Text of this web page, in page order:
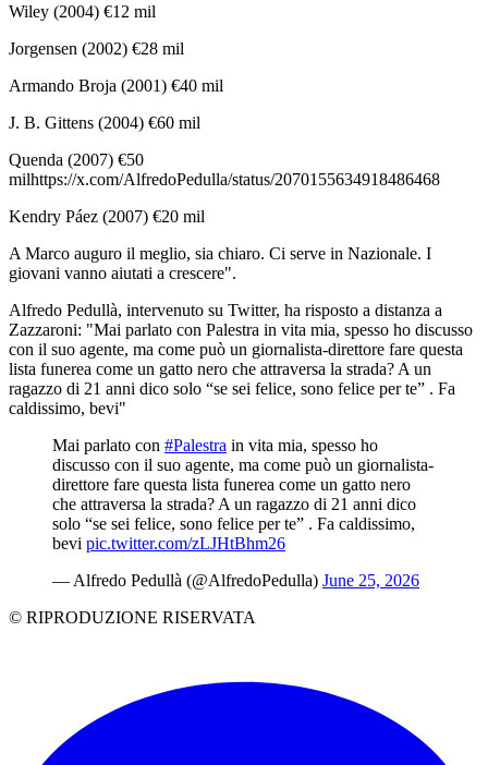
Wiley (2004) €12 mil
Jorgensen (2002) €28 mil
Armando Broja (2001) €40 mil
J. B. Gittens (2004) €60 mil
Quenda (2007) €50
milhttps://x.com/AlfredoPedulla/status/2070155634918486468
Kendry Páez (2007) €20 mil
A Marco auguro il meglio, sia chiaro. Ci serve in Nazionale. I
giovani vanno aiutati a crescere".
Alfredo Pedullà, intervenuto su Twitter, ha risposto a distanza a
Zazzaroni: "Mai parlato con Palestra in vita mia, spesso ho discusso
con il suo agente, ma come può un giornalista-direttore fare questa
lista funerea come un gatto nero che attraversa la strada? A un
ragazzo di 21 anni dico solo “se sei felice, sono felice per te” . Fa
caldissimo, bevi"
Mai parlato con #Palestra in vita mia, spesso ho
discusso con il suo agente, ma come può un giornalista-
direttore fare questa lista funerea come un gatto nero
che attraversa la strada? A un ragazzo di 21 anni dico
solo “se sei felice, sono felice per te” . Fa caldissimo,
bevi pic.twitter.com/zLJHtBhm26
— Alfredo Pedullà (@AlfredoPedulla) June 25, 2026
© RIPRODUZIONE RISERVATA